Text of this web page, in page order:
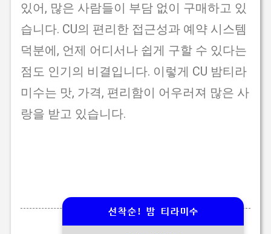
있어, 많은 사람들이 부담 없이 구매하고 있
습니다. CU의 편리한 접근성과 예약 시스템
덕분에, 언제 어디서나 쉽게 구할 수 있다는
점도 인기의 비결입니다. 이렇게 CU 밤티라
미수는 맛, 가격, 편리함이 어우러져 많은 사
랑을 받고 있습니다.
선착순! 밤 티라미수